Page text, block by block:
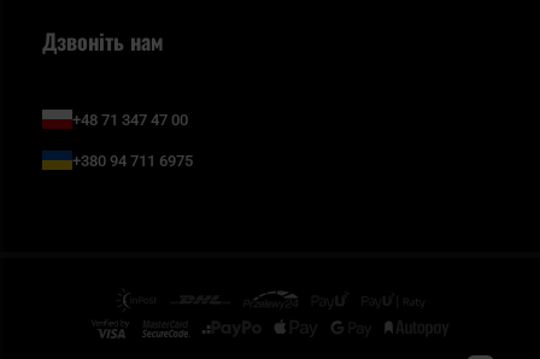
Дзвоніть нам
+48 71 347 47 00
+380 94 711 6975